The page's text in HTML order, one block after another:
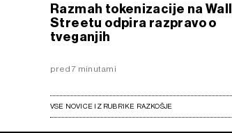
Razmah tokenizacije na Wall
Streetu odpira razpravo o
tveganjih
pred 7 minutami
VSE NOVICE IZ RUBRIKE RAZKOŠJE